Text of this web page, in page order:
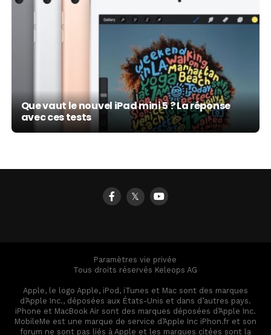
Que vaut le nouvel iPad mini 5 ? La réponse
avec ces tests
𝕏
Paramètres vie privée
Tous droits réservés Keleops AG
Apple, le logo Apple, iPod, iTunes et Mac sont des marques
d’Apple Inc., déposées aux États-Unis et dans d’autres pays.
iPhone et MacBook Air sont des marques déposées d’Apple Inc.
MobileMe est une marque de service d’Apple Inc iPhon.fr et son
forum ne sont pas liés à Apple et les marques citées sont la